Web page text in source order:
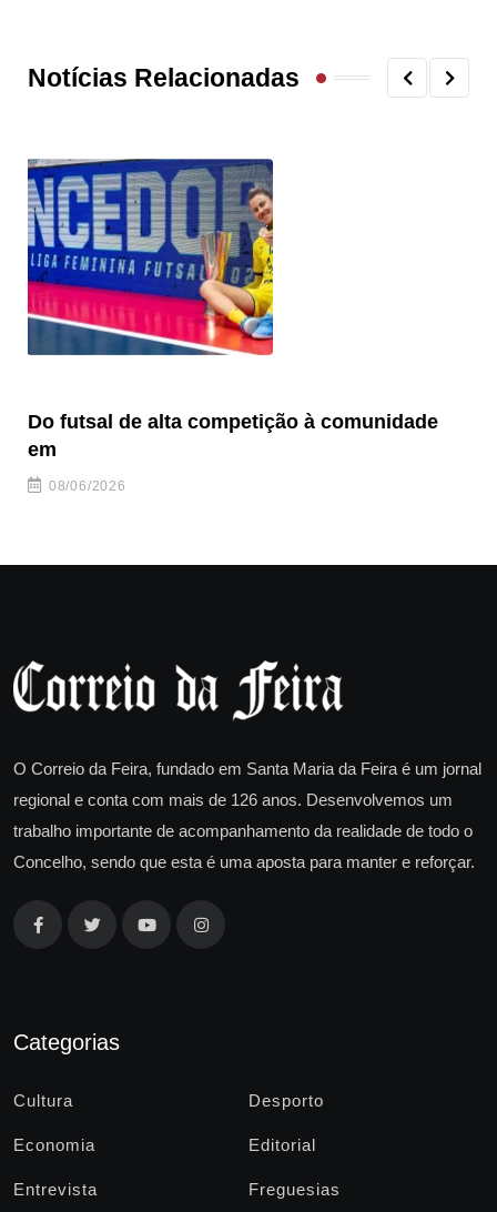
Notícias Relacionadas
Do futsal de alta competição à comunidade
em
08/06/2026
O Correio da Feira, fundado em Santa Maria da Feira é um jornal
regional e conta com mais de 126 anos. Desenvolvemos um
trabalho importante de acompanhamento da realidade de todo o
Concelho, sendo que esta é uma aposta para manter e reforçar.
Categorias
Cultura Desporto
Economia Editorial
Entrevista Freguesias